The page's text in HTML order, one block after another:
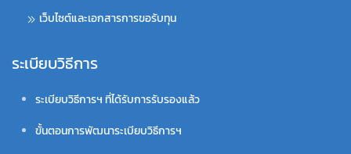
เว็บไซต์และเอกสารการขอรับทุน
ระเบียบวิธีการ
ระเบียบวิธีการฯ ที่ได้รับการรับรองแล้ว
ขั้นตอนการพัฒนาระเบียบวิธีการฯ